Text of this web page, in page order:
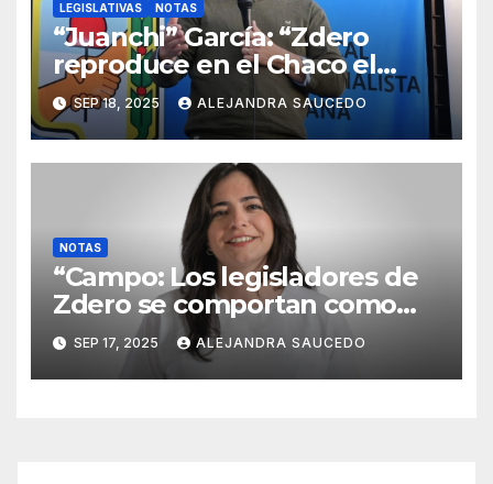
LEGISLATIVAS NOTAS
“Juanchi” García: “Zdero
reproduce en el Chaco el
modelo Milei para destruir la
economía y la producción”
SEP 18, 2025 ALEJANDRA SAUCEDO
NOTAS
“Campo: Los legisladores de
Zdero se comportan como
mascotas de Milei”
SEP 17, 2025 ALEJANDRA SAUCEDO